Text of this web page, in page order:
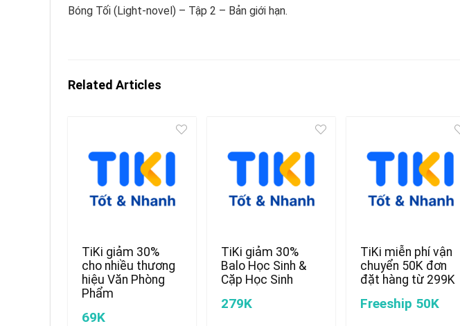
Bóng Tối (Light-novel) – Tập 2 – Bản giới hạn.
Related Articles
TiKi giảm 30%
cho nhiều thương
hiệu Văn Phòng
Phẩm
69K
TiKi giảm 30%
Balo Học Sinh &
Cặp Học Sinh
279K
TiKi miễn phí vận
chuyển 50K đơn
đặt hàng từ 299K
Freeship 50K